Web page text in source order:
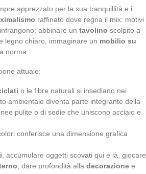
apprezzato per la sua tranquillità e i
raffinato dove regna il mix: motivi
abbinare un tavolino scolpito a
legno chiaro, immaginare un mobilio su
norma.
attuale:
o le fibre naturali si insediano nei
ambientale diventa parte integrante della
pulite o di sedie che uniscono acciaio e
conferisce una dimensione grafica
, accumulare oggetti scovati qui e là, giocare
, dare profondità alla decorazione e